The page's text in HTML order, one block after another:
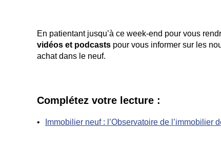
En patientant jusqu’à ce week-end pour vous
vidéos et podcasts pour vous informer sur les
achat dans le neuf.
Complétez votre lecture :
Immobilier neuf : l’Observatoire de